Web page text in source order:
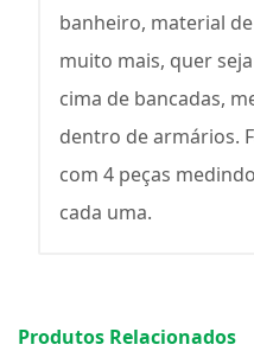
banheiro, material
muito mais, quer
cima de bancadas,
dentro de armários.
com 4 peças
cada uma.
Produtos Relacionados